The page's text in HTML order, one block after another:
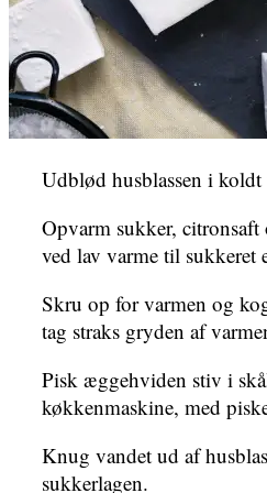
Udblød husblassen i
Opvarm sukker,
ved lav varme til sukkeret
Skru op for varmen og
tag straks gryden af
Pisk æggehviden stiv i
køkkenmaskine, med
Knug vandet ud af
sukkerlagen.